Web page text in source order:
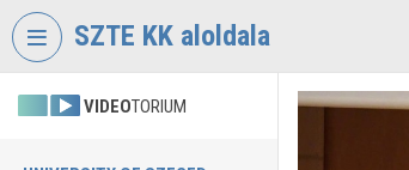
Skip header
SZTE KK aloldala
VIDEOTORIUM